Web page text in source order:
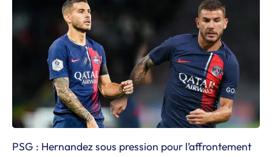
PSG : Hernandez sous pression pour l’affrontement